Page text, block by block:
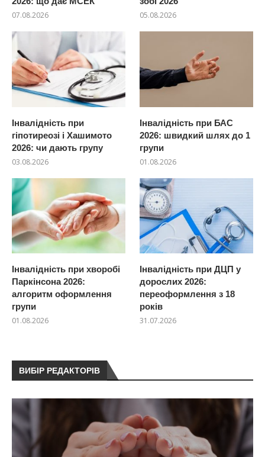
07.08.2026
05.08.2026
Інвалідність при
гіпотиреозі і Хашимото
2026: чи дають групу
03.08.2026
Інвалідність при БАС
2026: швидкий шлях до 1
групи
01.08.2026
Інвалідність при хворобі
Паркінсона 2026:
алгоритм оформлення
групи
01.08.2026
Інвалідність при ДЦП у
дорослих 2026:
переоформлення з 18
років
31.07.2026
ВИБІР РЕДАКТОРІВ